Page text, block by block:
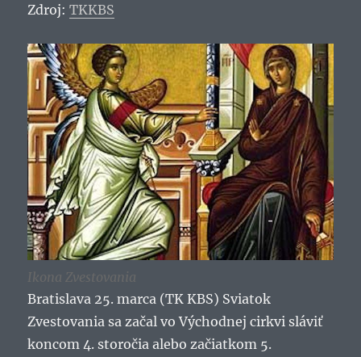
Zdroj:TKKBS
Ikona Zvestovania
Bratislava 25. marca (TK KBS) Sviatok
Zvestovania sa začal vo Východnej cirkvi sláviť
koncom 4. storočia alebo začiatkom 5.